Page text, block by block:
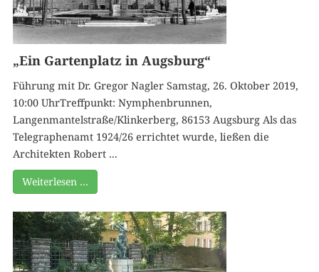
„Ein Gartenplatz in Augsburg“
Führung mit Dr. Gregor Nagler Samstag, 26. Oktober 2019,
10:00 UhrTreffpunkt: Nymphenbrunnen,
Langenmantelstraße/Klinkerberg, 86153 Augsburg Als das
Telegraphenamt 1924/26 errichtet wurde, ließen die
Architekten Robert ...
Weiterlesen …